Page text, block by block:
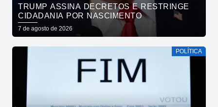
TRUMP ASSINA DECRETOS E RESTRINGE
CIDADANIA POR NASCIMENTO
7 de agosto de 2026
POLÍTICA